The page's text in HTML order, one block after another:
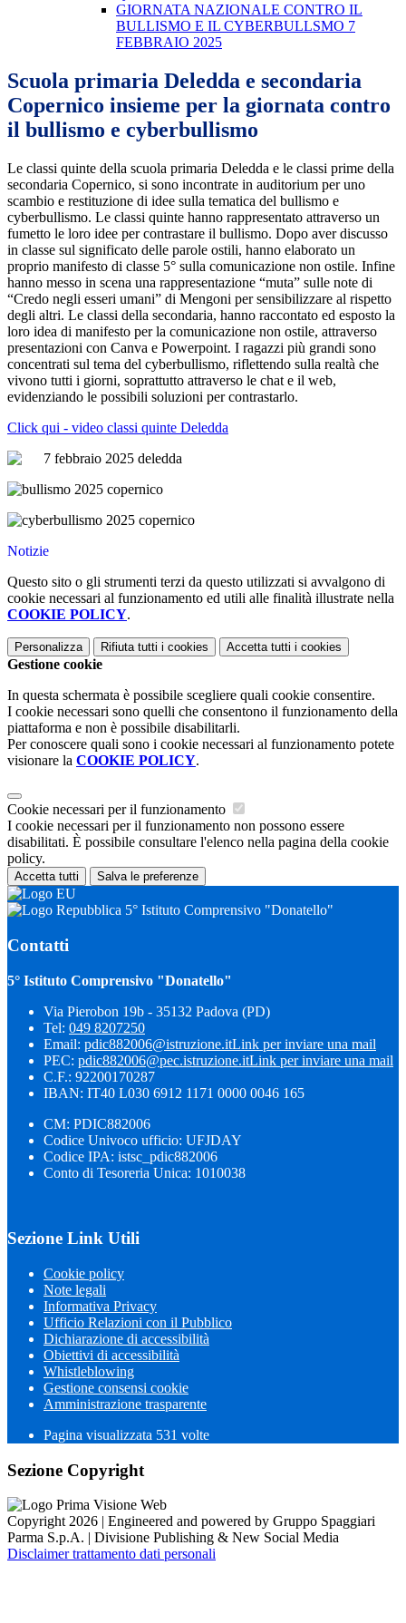
GIORNATA NAZIONALE CONTRO IL
BULLISMO E IL CYBERBULLSMO 7
FEBBRAIO 2025
Scuola primaria Deledda e secondaria
Copernico insieme per la giornata contro
il bullismo e cyberbullismo
Le classi quinte della scuola primaria Deledda e le classi prime della
secondaria Copernico, si sono incontrate in auditorium per uno
scambio e restituzione di idee sulla tematica del bullismo e
cyberbullismo. Le classi quinte hanno rappresentato attraverso un
fumetto le loro idee per contrastare il bullismo. Dopo aver discusso
in classe sul significato delle parole ostili, hanno elaborato un
proprio manifesto di classe 5° sulla comunicazione non ostile. Infine
hanno messo in scena una rappresentazione “muta” sulle note di
“Credo negli esseri umani” di Mengoni per sensibilizzare al rispetto
degli altri. Le classi della secondaria, hanno raccontato ed esposto la
loro idea di manifesto per la comunicazione non ostile, attraverso
presentazioni con Canva e Powerpoint. I ragazzi più grandi sono
concentrati sul tema del cyberbullismo, riflettendo sulla realtà che
vivono tutti i giorni, soprattutto attraverso le chat e il web,
evidenziando le possibili soluzioni per contrastarlo.
Click qui - video classi quinte Deledda
Notizie
Questo sito o gli strumenti terzi da questo utilizzati si avvalgono di
cookie necessari al funzionamento ed utili alle finalità illustrate nella
COOKIE POLICY.
Personalizza Rifiuta tutti i cookies Accetta tutti i cookies
Gestione cookie
In questa schermata è possibile scegliere quali cookie consentire.
I cookie necessari sono quelli che consentono il funzionamento della
piattaforma e non è possibile disabilitarli.
Per conoscere quali sono i cookie necessari al funzionamento potete
visionare la COOKIE POLICY.
Cookie necessari per il funzionamento
I cookie necessari per il funzionamento non possono essere
disabilitati. È possibile consultare l'elenco nella pagina della cookie
policy.
Accetta tutti Salva le preferenze
5° Istituto Comprensivo "Donatello"
Contatti
5° Istituto Comprensivo "Donatello"
Via Pierobon 19b - 35132 Padova (PD)
Tel: 049 8207250
Email: pdic882006@istruzione.itLink per inviare una mail
PEC: pdic882006@pec.istruzione.itLink per inviare una mail
C.F.: 92200170287
IBAN: IT40 L030 6912 1171 0000 0046 165
CM: PDIC882006
Codice Univoco ufficio: UFJDAY
Codice IPA: istsc_pdic882006
Conto di Tesoreria Unica: 1010038
Sezione Link Utili
Cookie policy
Note legali
Informativa Privacy
Ufficio Relazioni con il Pubblico
Dichiarazione di accessibilità
Obiettivi di accessibilità
Whistleblowing
Gestione consensi cookie
Amministrazione trasparente
Pagina visualizzata 531 volte
Sezione Copyright
Copyright 2026 | Engineered and powered by Gruppo Spaggiari
Parma S.p.A. | Divisione Publishing & New Social Media
Disclaimer trattamento dati personali